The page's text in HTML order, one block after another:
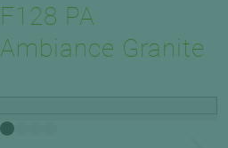
PA
Granite